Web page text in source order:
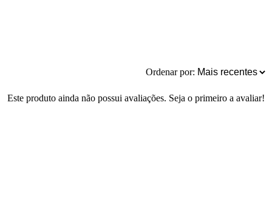
Ordenar por:
Este produto ainda não possui avaliações. Seja o primeiro a avaliar!